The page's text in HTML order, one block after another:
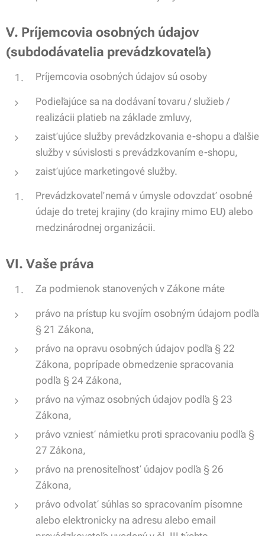
V. Príjemcovia osobných údajov
(subdodávatelia prevádzkovateľa)
Príjemcovia osobných údajov sú osoby
Podieľajúce sa na dodávaní tovaru / služieb /
realizácii platieb na základe zmluvy,
zaisťujúce služby prevádzkovania e-shopu a ďalšie
služby v súvislosti s prevádzkovaním e-shopu,
zaisťujúce marketingové služby.
Prevádzkovateľ nemá v úmysle odovzdať osobné
údaje do tretej krajiny (do krajiny mimo EU) alebo
medzinárodnej organizácii.
VI. Vaše práva
Za podmienok stanovených v Zákone máte
právo na prístup ku svojím osobným údajom podľa
§ 21 Zákona,
právo na opravu osobných údajov podľa § 22
Zákona, poprípade obmedzenie spracovania
podľa § 24 Zákona,
právo na výmaz osobných údajov podľa § 23
Zákona,
právo vzniesť námietku proti spracovaniu podľa §
27 Zákona,
právo na prenositeľnosť údajov podľa § 26
Zákona,
právo odvolať súhlas so spracovaním písomne
alebo elektronicky na adresu alebo email